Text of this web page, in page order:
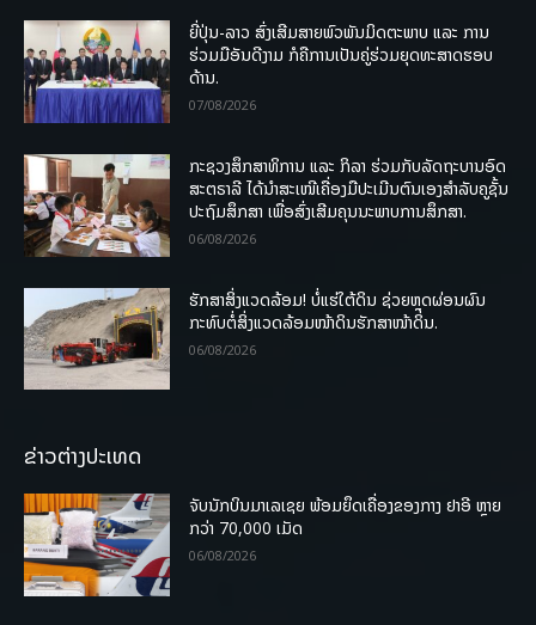
ຍີ່ປຸ່ນ-ລາວ ສົ່ງເສີມສາຍພົວພັນມິດຕະພາບ ແລະ ການ
ຮ່ວມມືອັນດີງາມ ກໍຄືການເປັນຄູ່ຮ່ວມຍຸດທະສາດຮອບ
ດ້ານ.
07/08/2026
ກະຊວງສຶກສາທິການ ແລະ ກິລາ ຮ່ວມກັບລັດຖະບານອົດ
ສະຕຣາລີ ໄດ້ນຳສະເໜີເຄື່ອງມືປະເມີນຕົນເອງສຳລັບຄູຊັ້ນ
ປະຖົມສຶກສາ ເພື່ອສົ່ງເສີມຄຸນນະພາບການສຶກສາ.
06/08/2026
ຮັກສາສິ່ງແວດລ້ອມ! ບໍ່ແຮ່ໃຕ້ດິນ ຊ່ວຍຫຼຸດຜ່ອນຜົນ
ກະທົບຕໍ່ສິ່ງແວດລ້ອມໜ້າດິນຮັກສາໜ້າດິນ.
06/08/2026
ຂ່າວຕ່າງປະເທດ
ຈັບນັກບິນມາເລເຊຍ ພ້ອມຍຶດເຄື່ອງຂອງກາງ ຢາອີ ຫຼາຍ
ກວ່າ 70,000 ເມັດ
06/08/2026